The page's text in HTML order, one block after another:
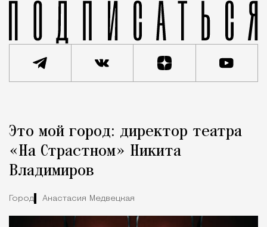
Город
Это мой город: директор театра
«На Страстном» Никита
Владимиров
Город Анастасия Медвецкая